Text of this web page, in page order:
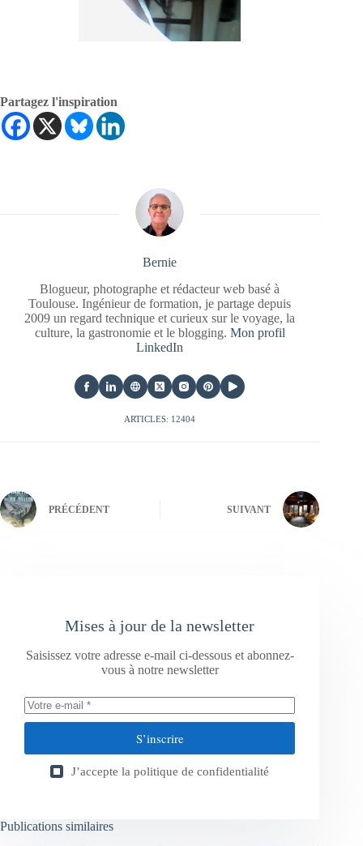
Partagez l'inspiration
Bernie
Blogueur, photographe et rédacteur web basé à
Toulouse. Ingénieur de formation, je partage depuis
2009 un regard technique et curieux sur le voyage, la
culture, la gastronomie et le blogging. Mon profil
LinkedIn
ARTICLES: 12404
PRÉCÉDENT SUIVANT
Mises à jour de la newsletter
Saisissez votre adresse e-mail ci-dessous et abonnez-
vous à notre newsletter
S’inscrire
J’accepte la politique de confidentialité
Publications similaires